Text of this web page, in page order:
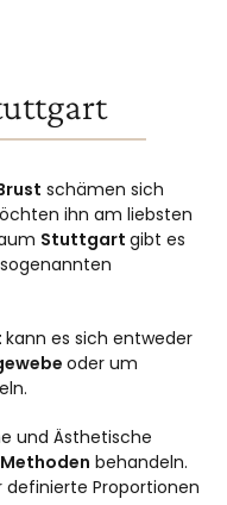
schämen sich
ihn am liebsten
Stuttgart gibt es
kann es sich entweder
oder um
und Ästhetische
behandeln.
definierte Proportionen